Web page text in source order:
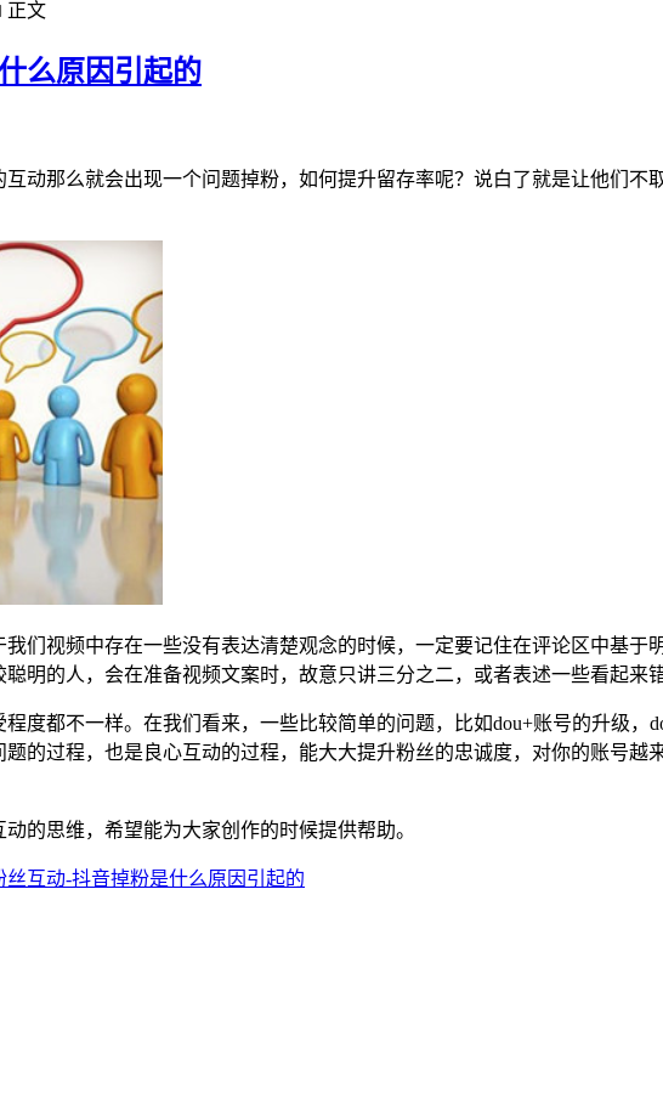
正文
么原因引起的
动那么就会出现一个问题掉粉，如何提升留存率呢？说白了就是让他们
们视频中存在一些没有表达清楚观念的时候，一定要记住在评论区中基
明的人，会在准备视频文案时，故意只讲三分之二，或者表述一些看起来
度都不一样。在我们看来，一些比较简单的问题，比如dou+账号的升级
的过程，也是良心互动的过程，能大大提升粉丝的忠诚度，对你的账号
的思维，希望能为大家创作的时候提供帮助。
丝互动-抖音掉粉是什么原因引起的